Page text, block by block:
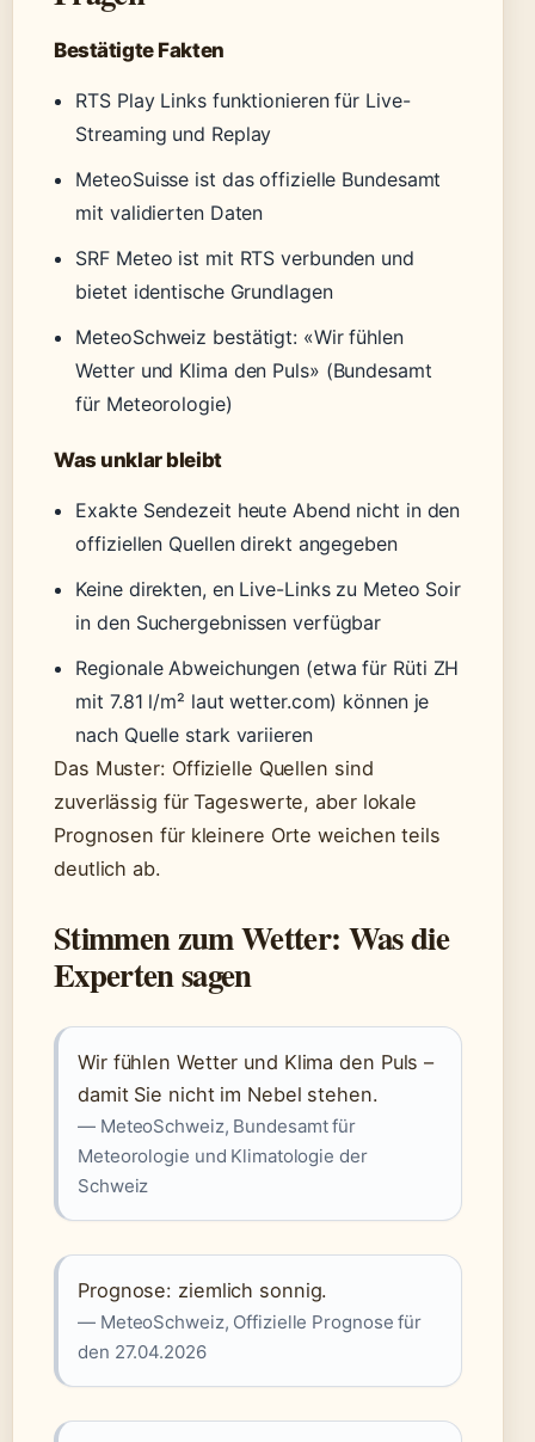
Bestätigte Fakten
RTS Play Links funktionieren für Live-
Streaming und Replay
MeteoSuisse ist das offizielle Bundesamt
mit validierten Daten
SRF Meteo ist mit RTS verbunden und
bietet identische Grundlagen
MeteoSchweiz bestätigt: «Wir fühlen
Wetter und Klima den Puls» (Bundesamt
für Meteorologie)
Was unklar bleibt
Exakte Sendezeit heute Abend nicht in den
offiziellen Quellen direkt angegeben
Keine direkten, en Live-Links zu Meteo Soir
in den Suchergebnissen verfügbar
Regionale Abweichungen (etwa für Rüti ZH
mit 7.81 l/m² laut wetter.com) können je
nach Quelle stark variieren
Das Muster: Offizielle Quellen sind
zuverlässig für Tageswerte, aber lokale
Prognosen für kleinere Orte weichen teils
deutlich ab.
Stimmen zum Wetter: Was die
Experten sagen
Wir fühlen Wetter und Klima den Puls –
damit Sie nicht im Nebel stehen.
— MeteoSchweiz, Bundesamt für
Meteorologie und Klimatologie der
Schweiz
Prognose: ziemlich sonnig.
— MeteoSchweiz, Offizielle Prognose für
den 27.04.2026